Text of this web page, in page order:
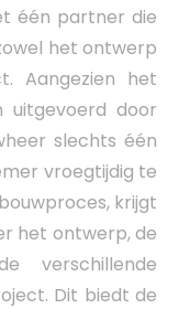
één partner die
het ontwerp
Aangezien het
door
slechts één
vroegtijdig te
krijgt
het ontwerp, de
verschillende
Dit biedt de